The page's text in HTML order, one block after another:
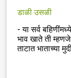
डाळी उसळी
-या सर्व
भाव खाते ती म्हणजे
ताटात भाताच्या